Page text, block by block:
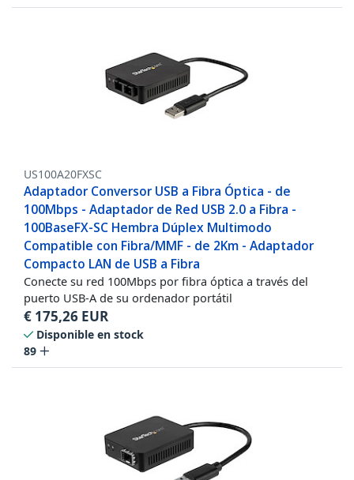
US100A20FXSC
Adaptador Conversor USB a Fibra Óptica - de
100Mbps - Adaptador de Red USB 2.0 a Fibra -
100BaseFX-SC Hembra Dúplex Multimodo
Compatible con Fibra/MMF - de 2Km - Adaptador
Compacto LAN de USB a Fibra
Conecte su red 100Mbps por fibra óptica a través del
puerto USB-A de su ordenador portátil
€ 175,26 EUR
Disponible en stock
89